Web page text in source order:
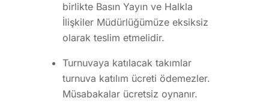
birlikte Basın Yayın ve Halkla
İlişkiler Müdürlüğümüze eksiksiz
olarak teslim etmelidir.
Turnuvaya katılacak takımlar
turnuva katılım ücreti ödemezler.
Müsabakalar ücretsiz oynanır.